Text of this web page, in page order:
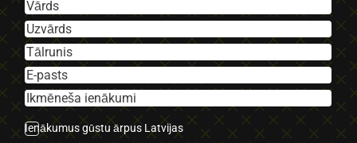
-Aizmugurējie parkingsensori.
-Atpakaļ sakata kamera.
-Gaisa kondicionieris.
-Klimata kontrole.
-Lietus sensors.
-Kruīza kontrole.
Ienākumus gūstu ārpus Latvijas